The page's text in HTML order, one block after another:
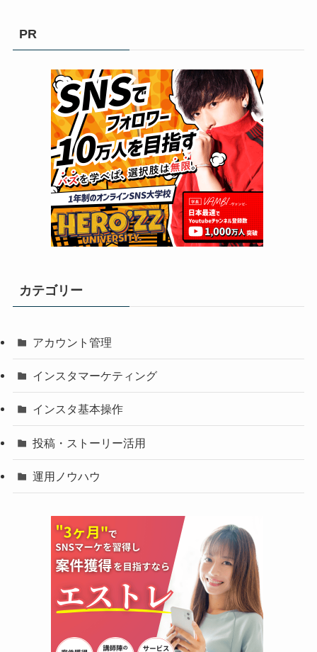
PR
カテゴリー
アカウント管理
インスタマーケティング
インスタ基本操作
投稿・ストーリー活用
運用ノウハウ